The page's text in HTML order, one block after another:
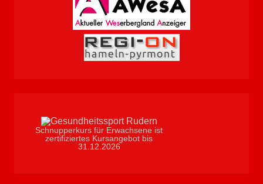
Schnupperkurs für Erwachsene ist
zertifiziertes Kursangebot bis
31.12.2026